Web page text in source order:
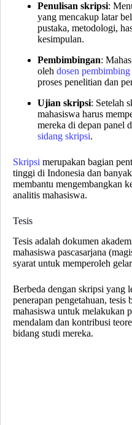
Penulisan skripsi:
yang mencakup latar
pustaka, metodologi,
kesimpulan.
Pembimbingan:
oleh dosen pembimbing
proses penelitian dan
Ujian skripsi: Setelah
mahasiswa harus
mereka di depan panel
sidang skripsi.
Skripsi merupakan bagian
tinggi di Indonesia dan
membantu mengembangkan
analitis mahasiswa.
Tesis
Tesis adalah dokumen
mahasiswa pascasarjana
syarat untuk memperoleh
Berbeda dengan skripsi yang
penerapan pengetahuan, tesis
mahasiswa untuk melakukan
mendalam dan kontribusi
bidang studi mereka.